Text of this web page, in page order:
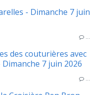
- Dimanche 7 juin
…
des couturières avec
7 juin 2026
…